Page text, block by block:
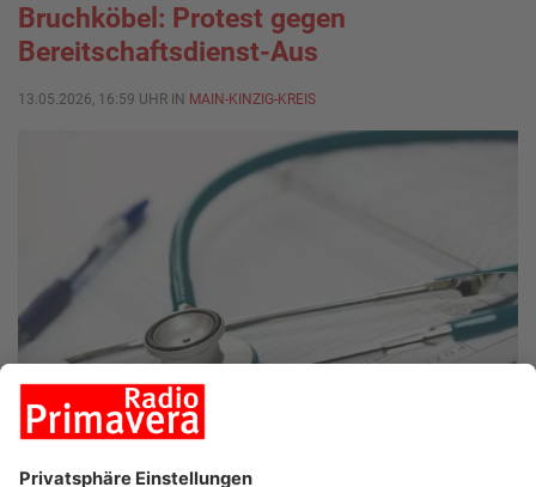
Bruchköbel: Protest gegen
Bereitschaftsdienst-Aus
13.05.2026, 16:59 UHR IN MAIN-KINZIG-KREIS